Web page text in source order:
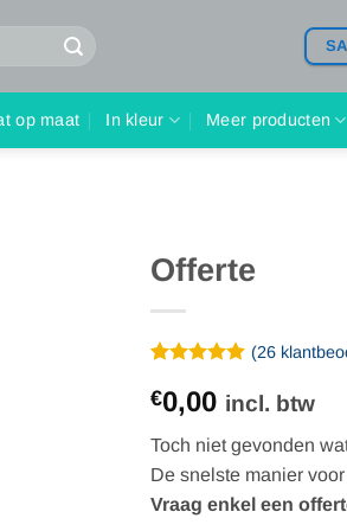
op maat In kleur Meer producten
Offerte
4.92 op 5
gebaseerd
op
klantbeoordelingen
(26
€0,00 incl. btw
Toch niet gevonden
De snelste manier
Vraag enkel een